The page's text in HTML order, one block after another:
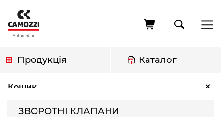
основного
вмісту
Продукція Каталог
Кошик ×
навіґації
ЗВОРОТНІ КЛАПАНИ